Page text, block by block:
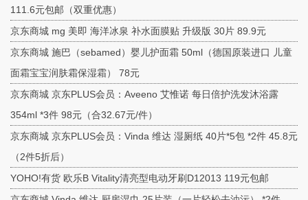
111.6元包邮（双重优惠）
京东商城 mg 美即 海洋冰泉 补水面膜贴 升级版 30片 89.9元
京东商城 施巴（sebamed）婴儿护面霜 50ml（德国原装进口 儿童
面霜宝宝润肤霜保湿霜） 78元
京东商城 京东PLUS会员：Aveeno 艾惟诺 每日倍护洗发沐浴露
354ml *3件 98元（合32.67元/件）
京东商城 京东PLUS会员：Vinda 维达 湿厕纸 40片*5包 *2件 45.8元
（2件5折后）
YOHO!有货 欧乐B Vitality清亮型电动牙刷D12013 119元包邮